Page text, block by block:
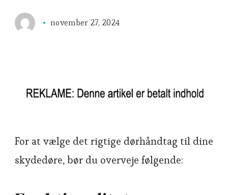
november 27, 2024
For at vælge det rigtige dørhåndtag til dine
skydedøre, bør du overveje følgende: